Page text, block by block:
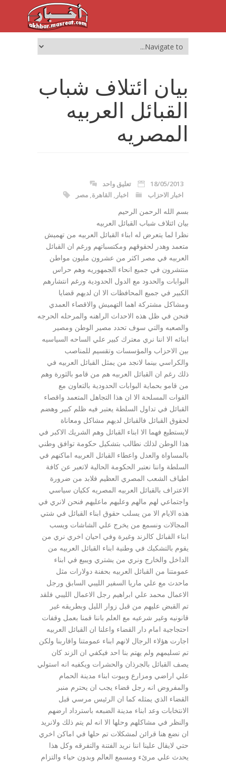
بيان ائتلاف شباب
القبائل العربيه
المصريه
18/05/2013
تعليق واحد
اخبار الاحزاب
اخبار , القاهرة, مصر
بسم الله الرحمن الرحيم
بيان ائتلاف شباب القبائل العربيه
نظرا لما يتعرض له ابناء القبائل العربيه من تهميش
متعمد وهدر لحقوقهم ومكتسباتهم ورغم ان القبائل
العربيه في مصر اكثر من عشرون مليون مواطن
منتشرون في جميع انحاء الجمهوريه وهم حراس
البوابات والحدود مع الدول الحدودية ورغم انتشارهم
الكبير في جميع المحافظات الا ان لديهم قضايا
ومشاكل مشتركة اهما التهميش والاقصاء العمدي
فنحن في ظل هذه الاحداث الراهنه والمرحله الحرجه
والصعبه والتي سوف تحدد مصير الوطن ومصير
ابنائه الا اننا نري معترك كبير علي الساحه السياسيه
بين الاحزاب والمؤسسات وتقسيم للمناصب
والكراسي بينما لانجد من يمثل القبائل العربيه في
ذلك رغم ان القبائل العربيه هم من قامو بالثورة وهم
من قامو بحماية البوابات الحدودية بالتعاون مع
القوات المسلحة الا ان هذا التجاهل المتعمد واقصاء
القبائل في تداول السلطة يعتبر فيه ظلم كبير وهضم
لحقوق القبائل فالقبائل لديهم مشاكل ومعاناة
لايستطيع فهما الا ابناء القبائل وهم الشريك الاكبر في
هذا الوطن لذلك نطالب بتشكيل حكومة توافق وطني
بالمساواة والعدل واعطاء القبائل العربيه اماكنهم في
السلطة واننا نعتبر الحكومة الحالية لاتعبر عن كافة
اطياف الشعب المصري العظيم فلابد من ضرورة
الاعتراف بالقبائل العربيه المصريه ككيان سياسي
واجتماعي لهم مالهم وعليهم ماعليهم فنحن لانري في
هذه الايام الا من يسلب حقوق ابناء القبائل في شتي
المجالات ونسمع من يخرج علي الشاشات ويسب
ابناء القبائل كالزند وغيرة وفي احيان اخري نري من
يقوم بالتشكيك في وطنية ابناء القبائل العربيه من
الداخل والخارج ونري من يشتري ويبيع في ابناء
عمومتنا من القبائل العربيه بحفنة دولارات مثل
ماحدث مع علي ماريا السفير الليبي السابق ورجل
الاعمال محمد علي ابراهيم رجل الاعمال الليبي فلقد
تم القبض عليهم من قبل زوار الليل وبطريقه غير
قانونيه وغير شرعيه مع العلم باننا قمنا بعمل وقفات
احتجاجية امام دار القضاء واعلنا ان القبائل العربيه
اجارت هؤلاء الرجال لانهم ابناء عمومتنا واقاربنا ولكن
تم تسليمهم ولم يهتم بنا احد فيكفي ان الزند كان
يصف القبائل بالجرذان والحشرات ويكفيه انه استولي
علي اراضي ومزارع وبيوت ابناء مدينة الحمام
والمفروض انه رجل قضاء يجب ان يحترم منبر
القضاء الذي يمثله كما ان الرئيس مرسي قبل
الانتخابات وعد ابناء مدينة الضبعه باسترداد ارضهم
والنظر في مشاكلهم وحلها الا انه لم يتم ذلك ولانريد
ان نضع هنا قرائن لمشكلات تم حلها في اماكن اخري
حتي لايقال علينا اننا نريد الفتنة والتفرقه وكل هذا
يحدث علي مرئء ومسمع العالم وبدون حياء والتزام